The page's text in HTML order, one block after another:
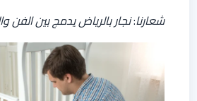
شعارنا:نجار بالرياض يدمج بين الفن